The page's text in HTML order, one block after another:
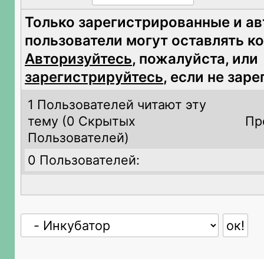
Только зарегистрированные и
пользователи могут оставлять
Авторизуйтесь, пожалуйста, или
зарегистрируйтесь, если не
1 Пользователей читают эту
тему (0 Скрытых
Пользователей)
0 Пользователей: